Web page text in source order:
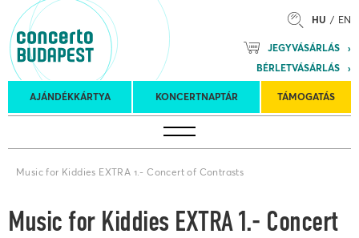
HU EN
JEGYVÁSÁRLÁS
BÉRLETVÁSÁRLÁS
AJÁNDÉKKÁRTYA KONCERTNAPTÁR TÁMOGATÁS
Koncertnaptár
turnék
Kulturális
Program
Felkéréses
koncertek
Music for Kiddies EXTRA 1.- Concert of Contrasts
Music for Kiddies EXTRA 1.- Concert